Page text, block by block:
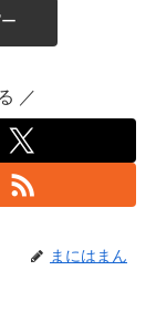
／
まにはまん